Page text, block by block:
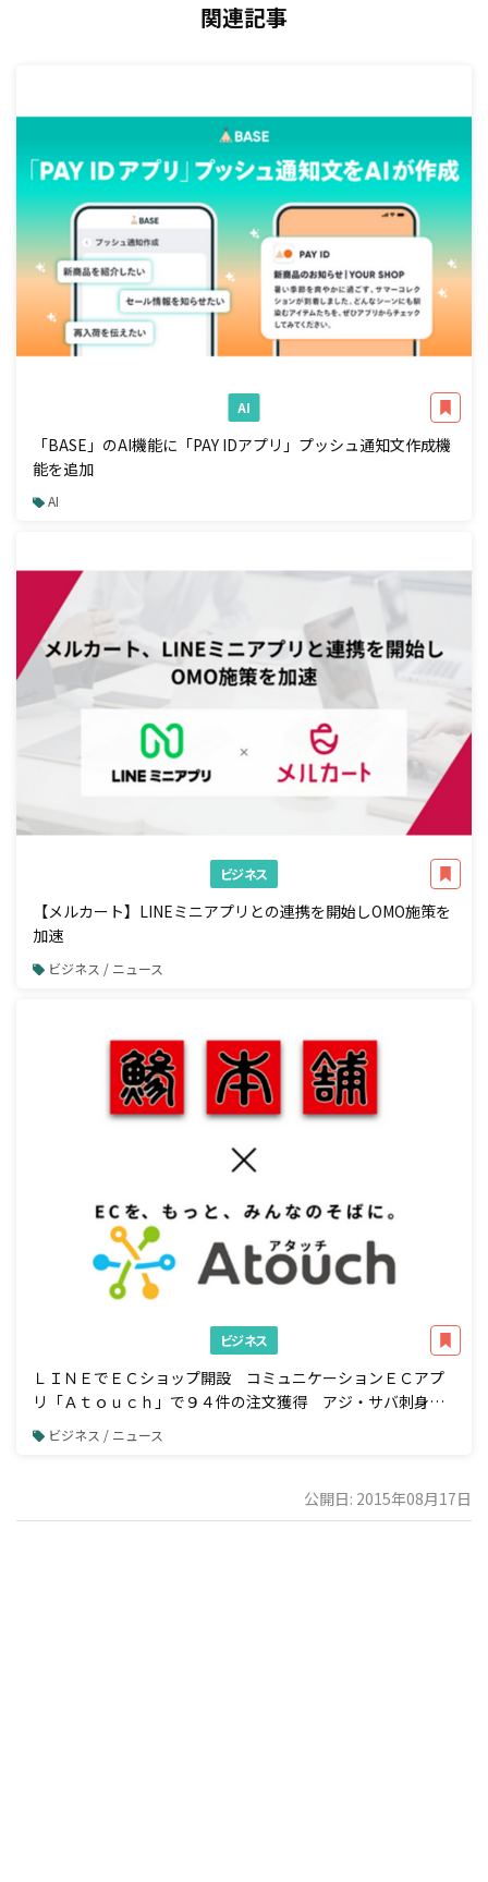
関連記事
AI
「BASE」のAI機能に「PAY IDアプリ」プッシュ通知文作成機
能を追加
AI
ビジネス
【メルカート】LINEミニアプリとの連携を開始しOMO施策を
加速
ビジネス / ニュース
ビジネス
ＬＩＮＥでＥＣショップ開設 コミュニケーションＥＣアプ
リ「Ａｔｏｕｃｈ」で９４件の注文獲得 アジ・サバ刺身の
業務用加工品国内トップシェア 株式会社ジャパンシーフーズ
様の事例公開
ビジネス / ニュース
公開日: 2015年08月17日